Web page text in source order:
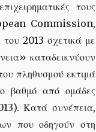
τους
Commission,
2013 σχετικά με
καταδεικνύουν
πληθυσμού εκτιμά
βαθμό από ομάδες
Κατά συνέπεια,
που οδηγούν στη